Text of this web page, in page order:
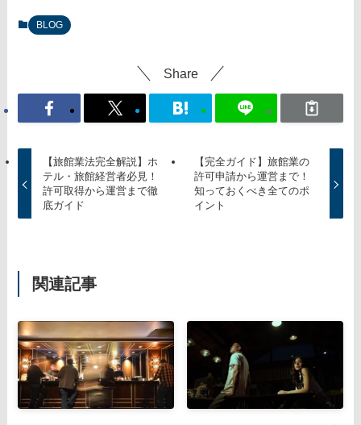
BLOG
Share
【旅館業法完全解説】ホ
テル・旅館経営者必見！
許可取得から運営まで徹
底ガイド
【完全ガイド】旅館業の
許可申請から運営まで！
知っておくべき全てのポ
イント
関連記事